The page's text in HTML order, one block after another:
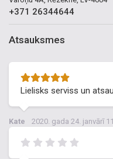
+371 26344644
Atsauksmes
Lielisks serviss un
Kate 2020. gada 24. janvārī